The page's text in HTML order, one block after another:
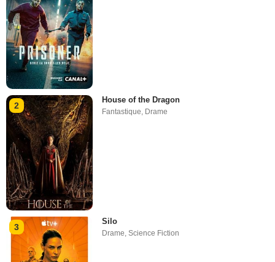
2
House of the Dragon
Fantastique Drame
3
Silo
Drame,Science Fiction